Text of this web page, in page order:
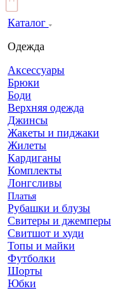
Каталог
Одежда
Аксессуары
Брюки
Боди
Верхняя одежда
Джинсы
Жакеты и пиджаки
Жилеты
Кардиганы
Комплекты
Лонгсливы
Платья
Рубашки и блузы
Свитеры и джемперы
Свитшот и худи
Топы и майки
Футболки
Шорты
Юбки